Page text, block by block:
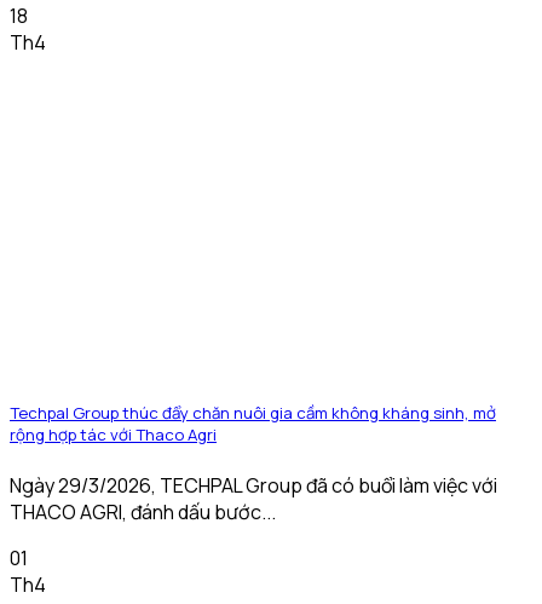
18
Th4
Techpal Group thúc đẩy chăn nuôi gia cầm không kháng sinh, mở
rộng hợp tác với Thaco Agri
Ngày 29/3/2026, TECHPAL Group đã có buổi làm việc với
THACO AGRI, đánh dấu bước...
01
Th4